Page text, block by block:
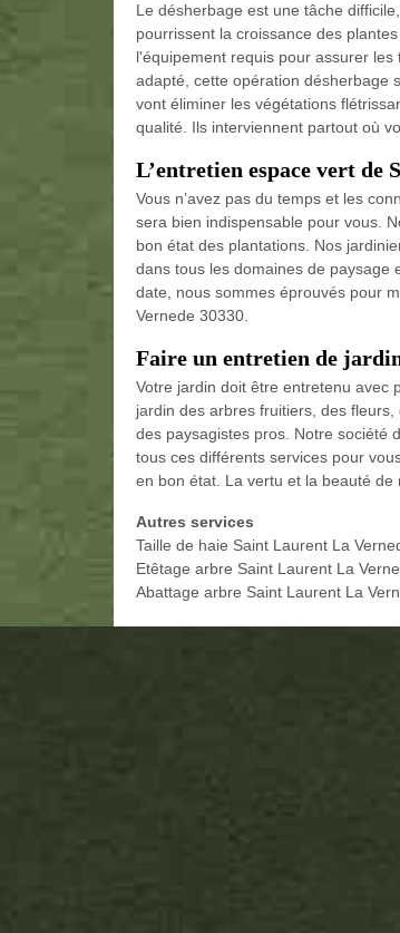
Le désherbage est une tâche
pourrissent la croissance des
l'équipement requis pour assurer
adapté, cette opération désherbage
vont éliminer les végétations
qualité. Ils interviennent partout où
L’entretien espace vert de
Vous n’avez pas du temps et les
sera bien indispensable pour vous.
bon état des plantations. Nos
dans tous les domaines de paysage
date, nous sommes éprouvés pour
Vernede 30330.
Faire un entretien de
Votre jardin doit être entretenu avec
jardin des arbres fruitiers, des
des paysagistes pros. Notre société
tous ces différents services pour
en bon état. La vertu et la beauté
Autres services
Taille de haie Saint Laurent La
Etêtage arbre Saint Laurent La
Abattage arbre Saint Laurent La